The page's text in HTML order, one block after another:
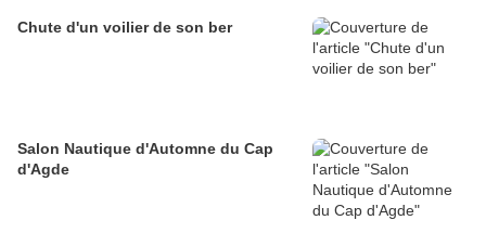
Chute d'un voilier de son ber
Salon Nautique d'Automne du Cap
d'Agde